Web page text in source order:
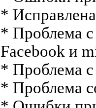
*
* Проблема с
Facebook и
* Проблема с
* Проблема